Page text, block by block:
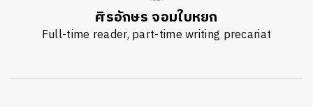
ศิรอักษร จอมใบหยก
Full-time reader, part-time writing precariat